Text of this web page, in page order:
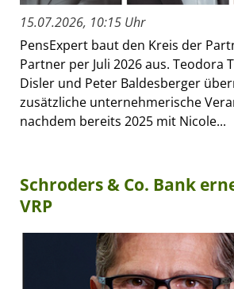
15.07.2026, 10:15 Uhr
PensExpert baut den Kreis der
Partner per Juli 2026 aus. Teodora
Disler und Peter Baldesberger
zusätzliche unternehmerische
nachdem bereits 2025 mit Nicole...
Schroders & Co. Bank
VRP